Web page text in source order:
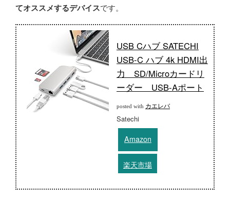
てオススメするデバイスです。
USB Cハブ SATECHI
USB-C ハブ 4k HDMI出
力 SD/Microカードリ
ーダー USB-Aポート
posted with カエレバ
Satechi
Amazon
楽天市場